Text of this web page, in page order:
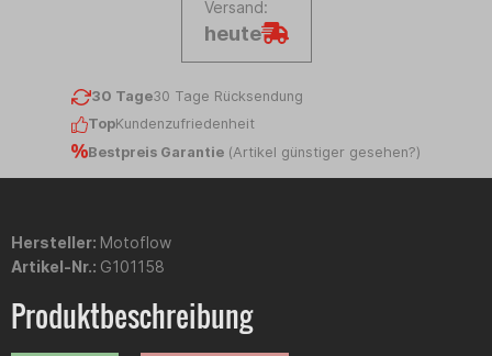
Versand:
heute
30 Tage30 Tage Rücksendung
TopKundenzufriedenheit
Bestpreis Garantie (Artikel günstiger gesehen?)
Hersteller: Motoflow
Artikel-Nr.: G101158
Produktbeschreibung